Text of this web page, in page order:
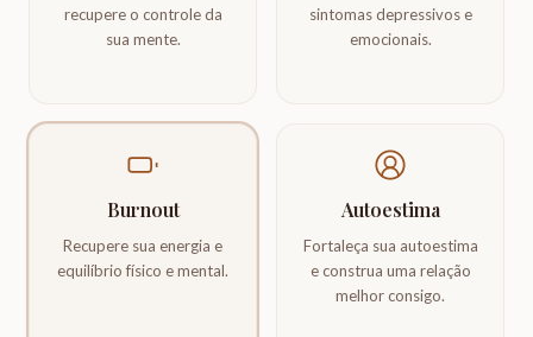
recupere o controle da
sua mente.
sintomas depressivos e
emocionais.
Burnout
Recupere sua energia e
equilíbrio físico e mental.
Autoestima
Fortaleça sua autoestima
e construa uma relação
melhor consigo.